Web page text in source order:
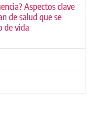
Aspectos clave
de salud que se
de vida